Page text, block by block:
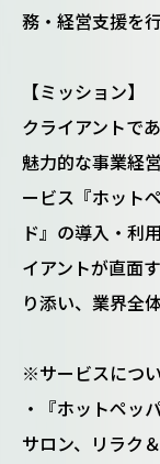
務・経営支援を
【ミッション】
クライアントで
魅力的な事業経
ービス『ホット
ド』の導入・利
イアントが直面
り添い、業界全
※サービスにつ
・『ホットペッ
サロン、リラク